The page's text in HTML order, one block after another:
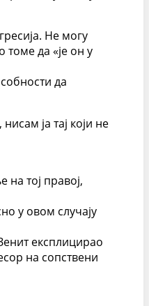
Не могу
томе да «је он у
да
ја тај који не
на тој правој,
у овом случају
експлицирао
на сопствени